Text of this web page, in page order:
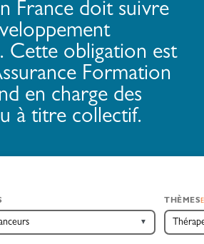
France doit suivre
Cette obligation est
Formation
en charge des
à titre collectif.
▼
THÈMES